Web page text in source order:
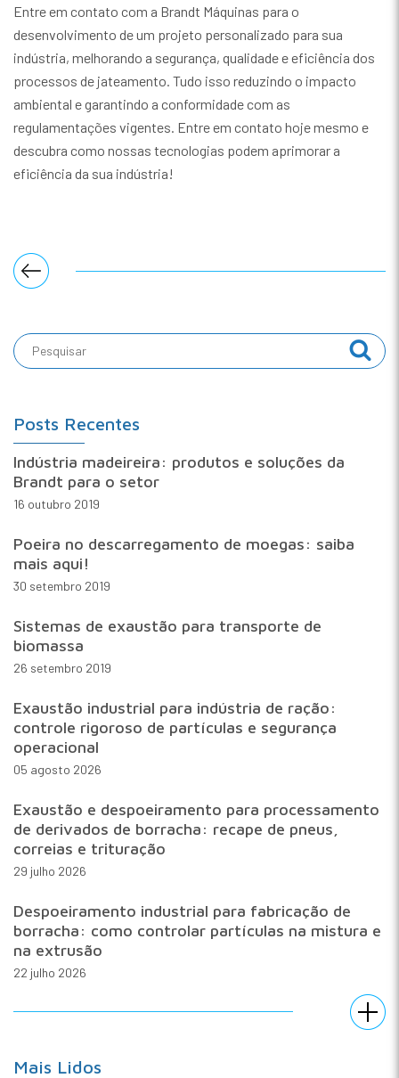
Entre em contato com a Brandt Máquinas para o
desenvolvimento de um projeto personalizado para sua
indústria, melhorando a segurança, qualidade e eficiência dos
processos de jateamento. Tudo isso reduzindo o impacto
ambiental e garantindo a conformidade com as
regulamentações vigentes. Entre em contato hoje mesmo e
descubra como nossas tecnologias podem aprimorar a
eficiência da sua indústria!
Posts Recentes
Indústria madeireira: produtos e soluções da
Brandt para o setor
16 outubro 2019
Poeira no descarregamento de moegas: saiba
mais aqui!
30 setembro 2019
Sistemas de exaustão para transporte de
biomassa
26 setembro 2019
Exaustão industrial para indústria de ração:
controle rigoroso de partículas e segurança
operacional
05 agosto 2026
Exaustão e despoeiramento para processamento
de derivados de borracha: recape de pneus,
correias e trituração
29 julho 2026
Despoeiramento industrial para fabricação de
borracha: como controlar partículas na mistura e
na extrusão
22 julho 2026
Mais Lidos